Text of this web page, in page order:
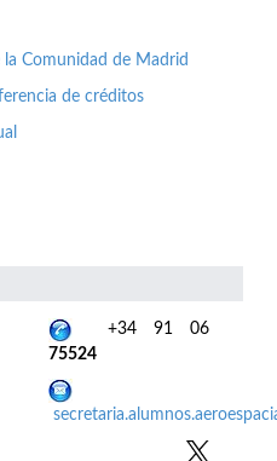
Comunidad de Madrid
de créditos
+34 91 06
75524